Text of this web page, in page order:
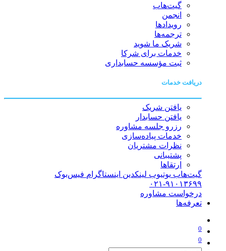
گیت‌هاب
انجمن
رویدادها
ترجمه‌ها
شریک ما شوید
خدمات برای شرکا
ثبت مؤسسه حسابداری
دریافت خدمات
یافتن شریک
یافتن حسابدار
رزرو جلسه مشاوره
خدمات پیاده‌سازی
نظرات مشتریان
پشتیبانی
ارتقاها
گیت‌هاب یوتیوب لینکدین اینستاگرام فیس‌بوک
۰۲۱-۹۱۰۱۳۶۹۹
درخواست مشاوره
تعرفه‌ها
0
0